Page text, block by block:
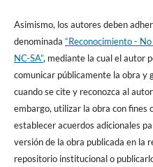
Asimismo, los autores deben
denominada “Reconocimiento -
NC-SA”, mediante la cual el autor
comunicar públicamente la obra y
cuando se cite y reconozca al
embargo, utilizar la obra con fines
establecer acuerdos adicionales
versión de la obra publicada en la
repositorio institucional o